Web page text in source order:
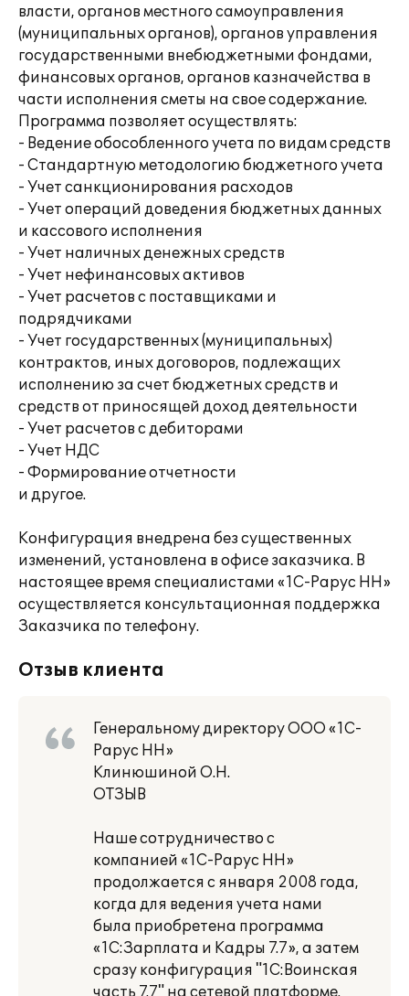
власти, органов местного самоуправления
(муниципальных органов), органов управления
государственными внебюджетными фондами,
финансовых органов, органов казначейства в
части исполнения сметы на свое содержание.
Программа позволяет осуществлять:
- Ведение обособленного учета по видам средств
- Стандартную методологию бюджетного учета
- Учет санкционирования расходов
- Учет операций доведения бюджетных данных
и кассового исполнения
- Учет наличных денежных средств
- Учет нефинансовых активов
- Учет расчетов с поставщиками и
подрядчиками
- Учет государственных (муниципальных)
контрактов, иных договоров, подлежащих
исполнению за счет бюджетных средств и
средств от приносящей доход деятельности
- Учет расчетов с дебиторами
- Учет НДС
- Формирование отчетности
и другое.
Конфигурация внедрена без существенных
изменений, установлена в офисе заказчика. В
настоящее время специалистами «1С-Рарус НН»
осуществляется консультационная поддержка
Заказчика по телефону.
Отзыв клиента
Генеральному директору ООО «1С-
Рарус НН»
Клинюшиной О.Н.
ОТЗЫВ
Наше сотрудничество с
компанией «1С-Рарус НН»
продолжается с января 2008 года,
когда для ведения учета нами
была приобретена программа
«1С:Зарплата и Кадры 7.7», а затем
сразу конфигурация "1С:Воинская
часть 7.7" на сетевой платформе.